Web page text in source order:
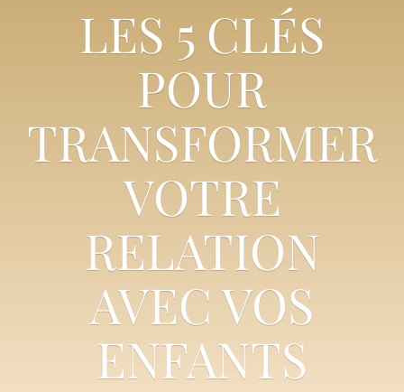
LES 5 CLÉS
POUR
TRANSFORMER
VOTRE
RELATION
AVEC VOS
ENFANTS